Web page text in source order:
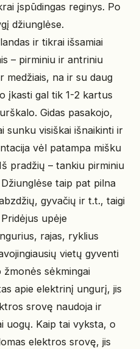
įspūdingas reginys. Po
džiunglėse.
ir tikrai išsamiai
– pirminiu ir antriniu
medžiais, na ir su daug
įkasti gal tik 1-2 kartus
Gidas pasakojo,
sunku visiškai išnaikinti ir
vėl patampa mišku
pradžių – tankiu pirminiu
taip pat pilna
gyvačių ir t.t., taigi
upėje
rajas, ryklius
vietų gyventi
sėkmingai
apie elektrinį ungurį, jis
srovę naudoja ir
uogų. Kaip tai vyksta, o
elektros srovę, jis